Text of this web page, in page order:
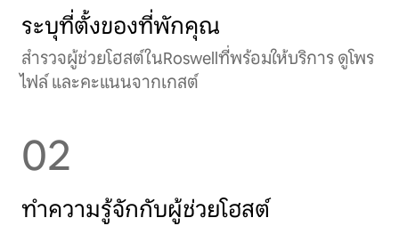
ระบุที่ตั้งของที่พักคุณ
สำรวจผู้ช่วยโฮสต์ในRoswellที่พร้อมให้บริการ ดูโพร
ไฟล์ และคะแนนจากเกสต์
02
ทำความรู้จักกับผู้ช่วยโฮสต์